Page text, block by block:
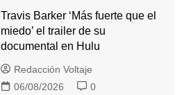
Travis Barker ‘Más fuerte que el
miedo’ el trailer de su
documental en Hulu
Redacción Voltaje
06/08/2026
0